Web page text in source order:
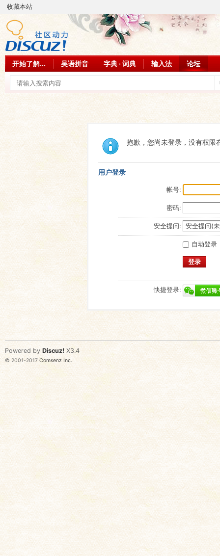
收藏本站
开始了解... 吴语拼音 字典 · 词典 输入法 论坛
抱歉，您尚未登录，没有权限
用户登录
帐号:
密码:
安全提问:
自动登录
登录
快捷登录:
Powered by Discuz! X3.4
© 2001-2017 Comsenz Inc.